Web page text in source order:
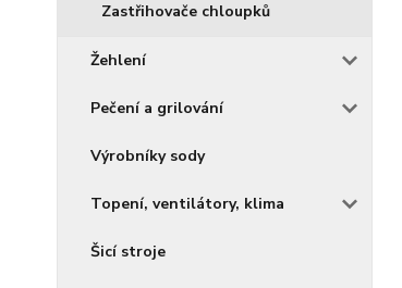
Zastřihovače chloupků
Žehlení
Pečení a grilování
Výrobníky sody
Topení, ventilátory, klima
Šicí stroje